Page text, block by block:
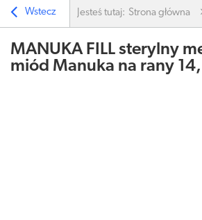
Wstecz Jesteś tutaj: Strona główna
MANUKA FILL sterylny
miód Manuka na rany